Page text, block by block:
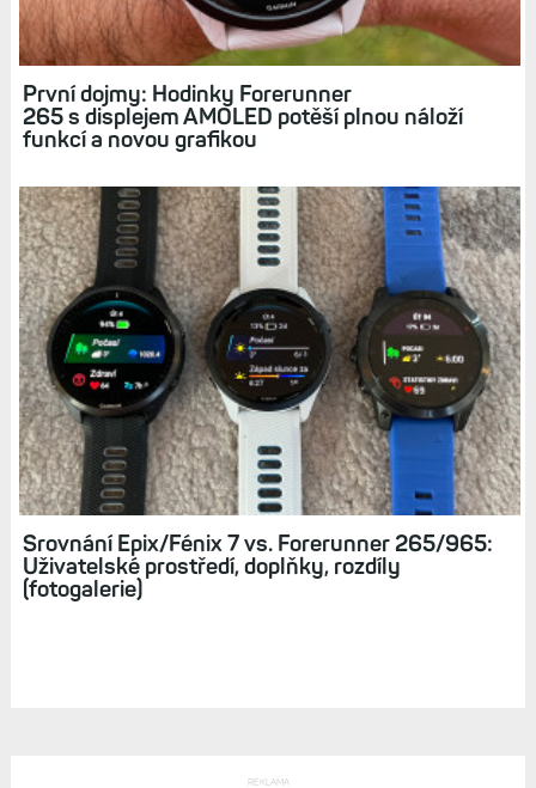
První dojmy: Hodinky Forerunner
265 s displejem AMOLED potěší plnou náloží
funkcí a novou grafikou
Srovnání Epix/Fénix 7 vs. Forerunner 265/965:
Uživatelské prostředí, doplňky, rozdíly
(fotogalerie)